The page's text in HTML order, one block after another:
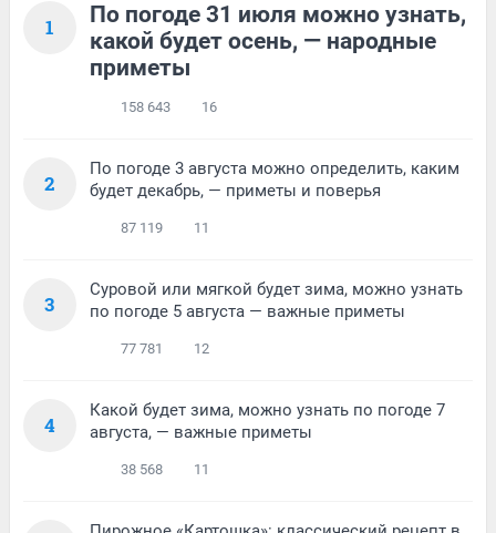
1
По погоде 31 июля можно узнать,
какой будет осень, — народные
приметы
158 643 16
2
По погоде 3 августа можно определить, каким
будет декабрь, — приметы и поверья
87 119 11
3
Суровой или мягкой будет зима, можно узнать
по погоде 5 августа — важные приметы
77 781 12
4
Какой будет зима, можно узнать по погоде 7
августа, — важные приметы
38 568 11